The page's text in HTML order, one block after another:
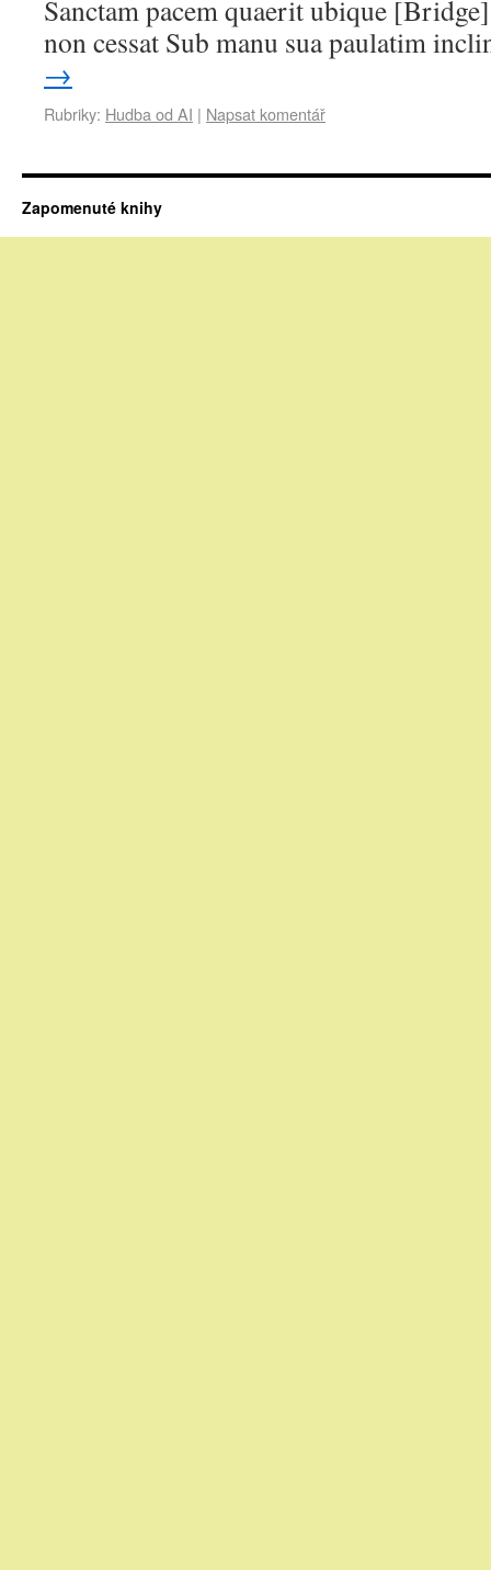
Sanctam pacem quaerit ubique
non cessat Sub manu sua paulatim
→
Rubriky: Hudba od AI | Napsat komentář
Zapomenuté knihy